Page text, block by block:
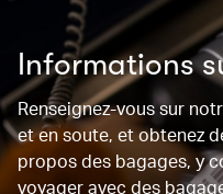
Informations
Renseignez-vous sur
et en soute, et obtenez
propos des bagages, y
voyager avec des